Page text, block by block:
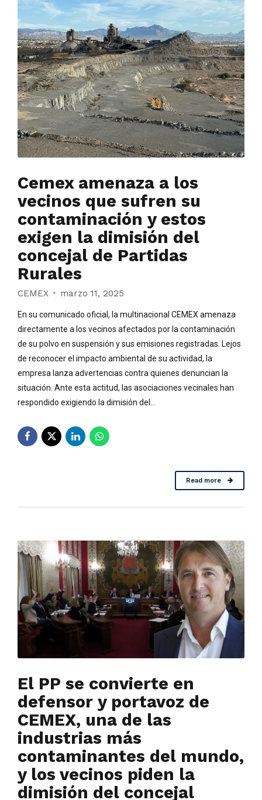
Cemex amenaza a los
vecinos que sufren su
contaminación y estos
exigen la dimisión del
concejal de Partidas
Rurales
CEMEX marzo 11, 2025
En su comunicado oficial, la multinacional CEMEX amenaza
directamente a los vecinos afectados por la contaminación
de su polvo en suspensión y sus emisiones registradas. Lejos
de reconocer el impacto ambiental de su actividad, la
empresa lanza advertencias contra quienes denuncian la
situación. Ante esta actitud, las asociaciones vecinales han
respondido exigiendo la dimisión del...
Read more
El PP se convierte en
defensor y portavoz de
CEMEX, una de las
industrias más
contaminantes del mundo,
y los vecinos piden la
dimisión del concejal